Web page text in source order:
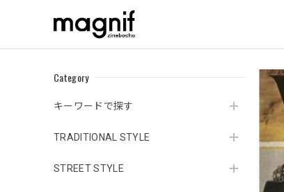
Category
キーワードで探す
TRADITIONAL STYLE
STREET STYLE